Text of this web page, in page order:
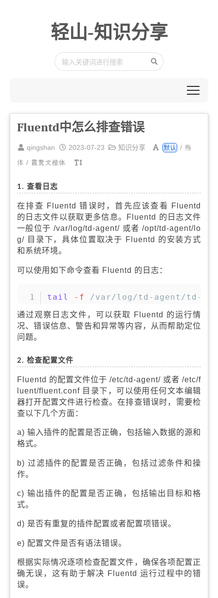
轻山-知识分享
Fluentd中怎么排查错误
qingshan 2023-07-23 知识分享 默认 / 楷
体 / 霞鹜文楷体
1. 查看日志
在排查 Fluentd 错误时，首先应该查看 Fluentd
的日志文件以获取更多信息。Fluentd 的日志文件
一般位于 /var/log/td-agent/ 或者 /opt/td-agent/lo
g/ 目录下，具体位置取决于 Fluentd 的安装方式
和系统环境。
可以使用如下命令查看 Fluentd 的日志：
tail -f /var/log/td-agent/td-
复制
通过观察日志文件，可以获取 Fluentd 的运行情
况、错误信息、警告和异常等内容，从而帮助定位
问题。
2. 检查配置文件
Fluentd 的配置文件位于 /etc/td-agent/ 或者 /etc/f
luent/fluent.conf 目录下，可以使用任何文本编辑
器打开配置文件进行检查。在排查错误时，需要检
查以下几个方面：
a) 输入插件的配置是否正确，包括输入数据的源和
格式。
b) 过滤插件的配置是否正确，包括过滤条件和操
作。
c) 输出插件的配置是否正确，包括输出目标和格
式。
d) 是否有重复的插件配置或者配置项错误。
e) 配置文件是否有语法错误。
根据实际情况逐项检查配置文件，确保各项配置正
确无误，这有助于解决 Fluentd 运行过程中的错
误。